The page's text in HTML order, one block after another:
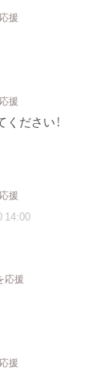
援
援
ださい！
援
14:00
応援
援